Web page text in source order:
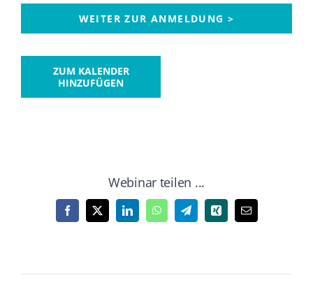
WEITER ZUR ANMELDUNG >
ZUM KALENDER
HINZUFÜGEN
Webinar teilen ...
Facebook
X LinkedInWhatsAppTelegramXing Email